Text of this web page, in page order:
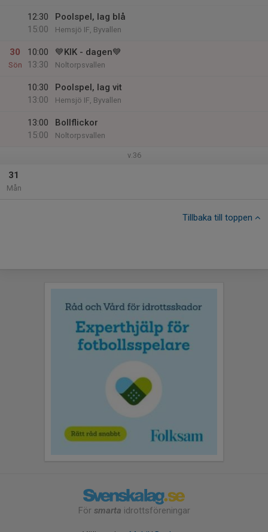
12:30
15:00
Poolspel, lag blå
Hemsjö IF, Byvallen
30
Sön
10:00
13:30
💙KIK - dagen💙
Noltorpsvallen
10:30
13:00
Poolspel, lag vit
Hemsjö IF, Byvallen
13:00
15:00
Bollflickor
Noltorpsvallen
v.36
31
Mån
Tillbaka till toppen
För smarta idrottsföreningar